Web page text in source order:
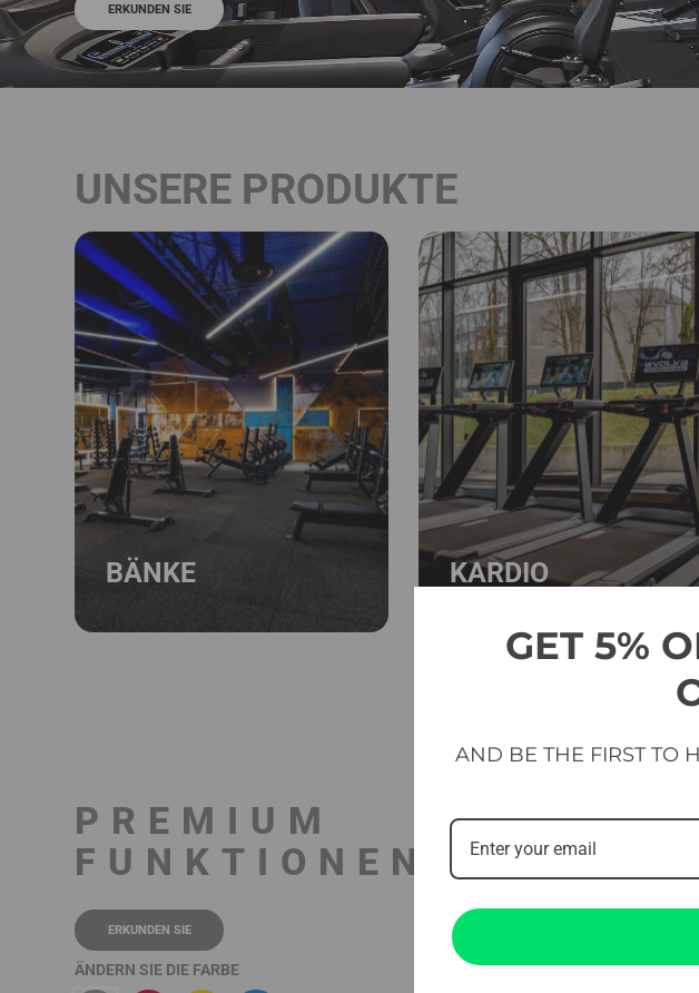
ERKUNDEN SIE
UNSERE PRODUKTE
BÄNKE KARDIO
PREMIUM
FUNKTIONEN
ERKUNDEN SIE
ÄNDERN SIE DIE FARBE
GET 5%
AND BE THE FIRST TO